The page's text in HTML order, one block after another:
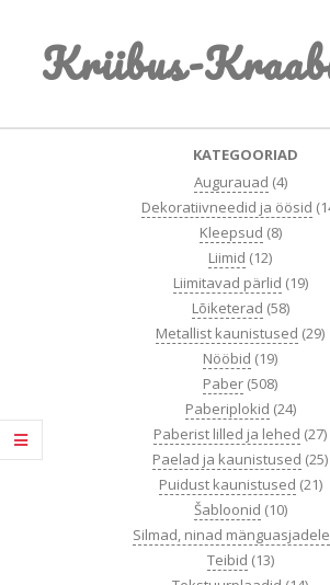
contentKriibus-
KATEGOORIAD
Augurauad (4)
Dekoratiivneedid ja öösid
Kleepsud (8)
Liimid (12)
Liimitavad pärlid (19)
Lõiketerad (58)
Metallist kaunistused (29)
Nööbid (19)
Paber (508)
Paberiplokid (24)
Paberist lilled ja lehed (27)
Paelad ja kaunistused (25)
Puidust kaunistused (21)
Šabloonid (10)
Silmad, ninad mänguasjadele
Teibid (13)